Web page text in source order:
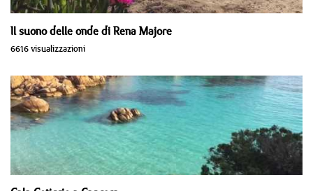
Il suono delle onde di Rena Majore
6616 visualizzazioni